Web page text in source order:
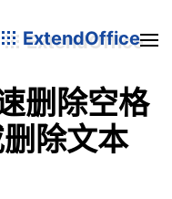
ExtendOffice
删除空格
除文本